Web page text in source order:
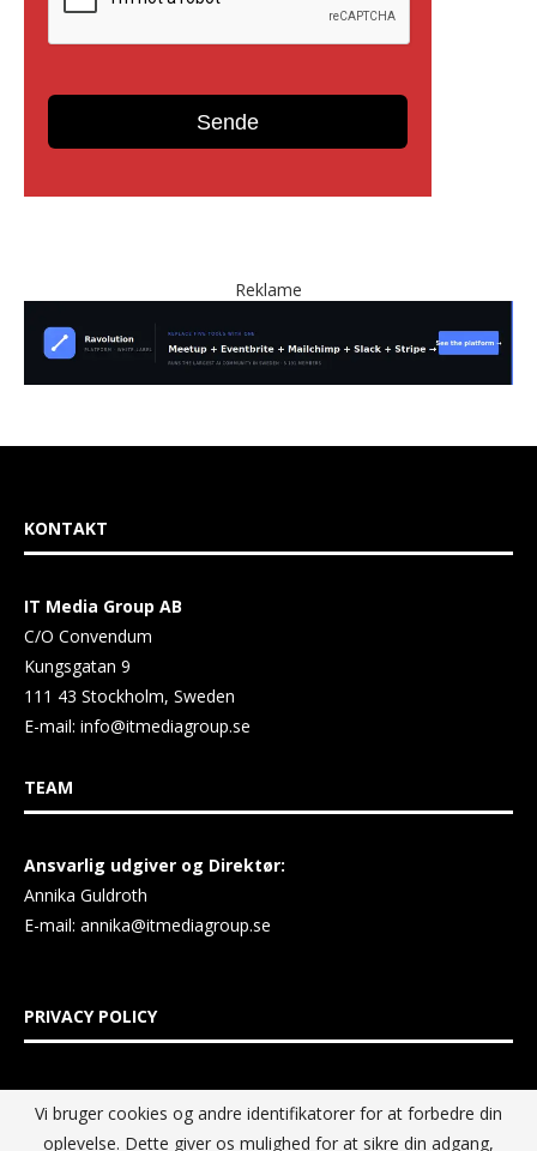
Reklame
KONTAKT
IT Media Group AB
C/O Convendum
Kungsgatan 9
111 43 Stockholm, Sweden
E-mail: info@itmediagroup.se
TEAM
Ansvarlig udgiver og Direktør:
Annika Guldroth
E-mail: annika@itmediagroup.se
PRIVACY POLICY
IT MEDIA GROUP Data Privacy Policy
Vi bruger cookies og andre identifikatorer for at forbedre din
oplevelse. Dette giver os mulighed for at sikre din adgang,